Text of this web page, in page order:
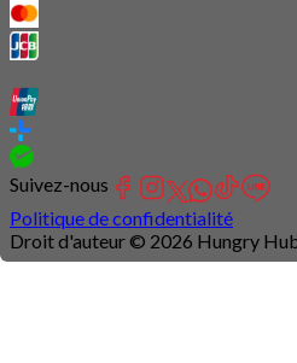
Suivez-nous
Politique de confidentialité
Droit d'auteur © 2026 Hungry
Connection